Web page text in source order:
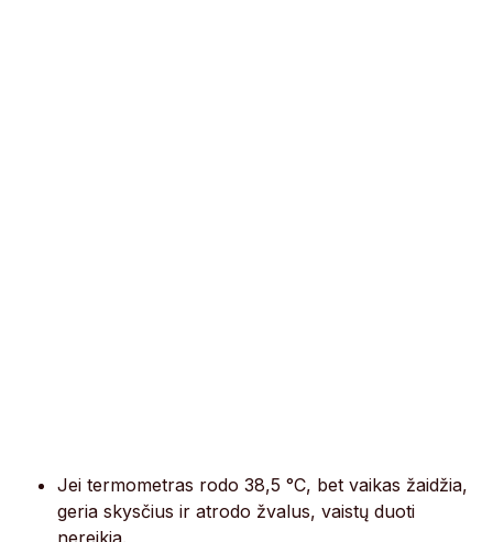
Jei termometras rodo 38,5 °C, bet vaikas žaidžia,
geria skysčius ir atrodo žvalus, vaistų duoti